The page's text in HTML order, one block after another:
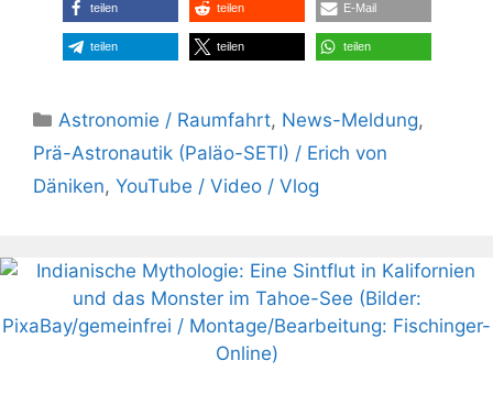
teilen teilen E-Mail
teilen teilen teilen
Kategorien
Astronomie / Raumfahrt, News-Meldung,
Prä-Astronautik (Paläo-SETI) / Erich von
Däniken, YouTube / Video / Vlog